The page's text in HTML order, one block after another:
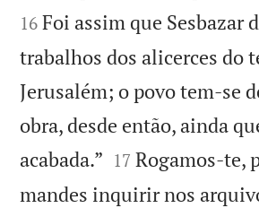
16 Foi assim que Sesbazar
trabalhos dos alicerces do
Jerusalém; o povo tem-se
obra, desde então, ainda
acabada.” 

17 Rogamos-te,
mandes inquirir nos